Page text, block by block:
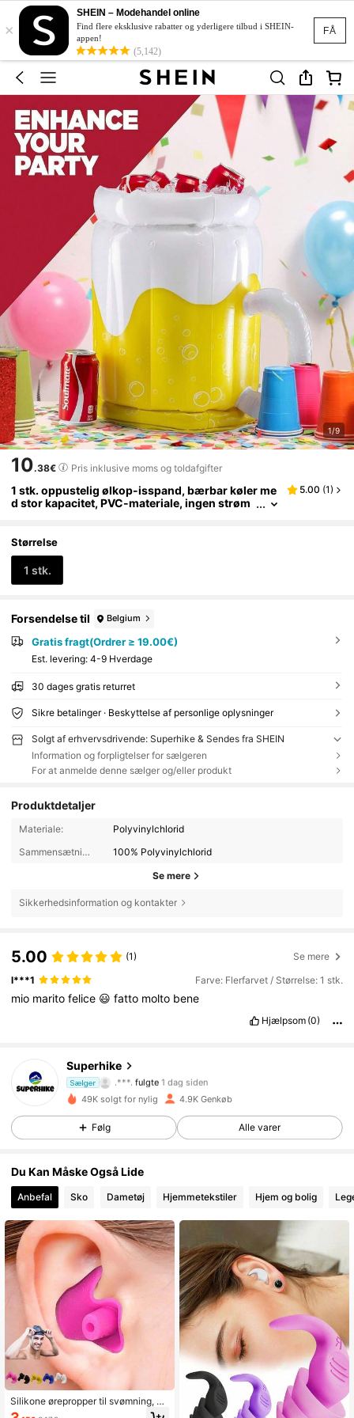
FÅ
×
SHEIN – Modehandel online
Find flere eksklusive rabatter og yderligere tilbud i SHEIN-
appen!
(5,142)
1/9
10.38€ Pris inklusive moms og toldafgifter
1 stk. oppustelig ølkop-isspand, bærbar køler me
d stor kapacitet, PVC-materiale, ingen strøm
temadesign, nem at oppuste og installere, velegn
et til barer, restauranter og hjemmebrug, strandn
ødvendigt, strandtilbehør, oppustelig pool, stran
dnødvendigheder, poolmadras
5.00 (1)
Størrelse
1 stk.
Forsendelse til Belgium
Gratis fragt(Ordrer ≥ 19.00€)
Est. levering: 4-9 Hverdage
30 dages gratis returret
Sikre betalinger · Beskyttelse af personlige oplysninger
Solgt af erhvervsdrivende: Superhike & Sendes fra SHEIN
Information og forpligtelser for sælgeren
For at anmelde denne sælger og/eller produkt
Produktdetaljer
Materiale:
Polyvinylchlorid
Sammensætning:
100% Polyvinylchlorid
Se mere
Sikkerhedsinformation og kontakter
5.00 (1) Se mere
l***1 Farve: Flerfarvet / Størrelse: 1 stk.
mio maritofelice 😃fatto molto bene
Hjælpsom (0)
Superhike
Sælger
.***.
4***2gennemser
4.84
4K Følgere
4.84 4K Følgere
4K Følgere
4.84 4K Følgere
4K Følgere
49K solgt for nylig 4.9K Genkøb
Følg Alle varer
Du Kan Måske Også Lide
Anbefal Sko Dametøj Hjemmetekstiler Hjem og bolig
Silikone ørepropper til svømning, va
ndtætte genanvendelige øreproppe